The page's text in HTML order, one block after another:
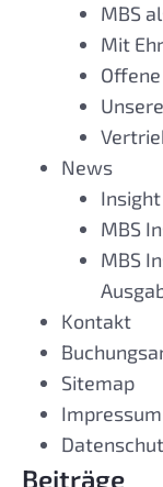
MBS
Mit
News
MBS
MBS
Kontakt
Sitemap
Impressum
Beiträge